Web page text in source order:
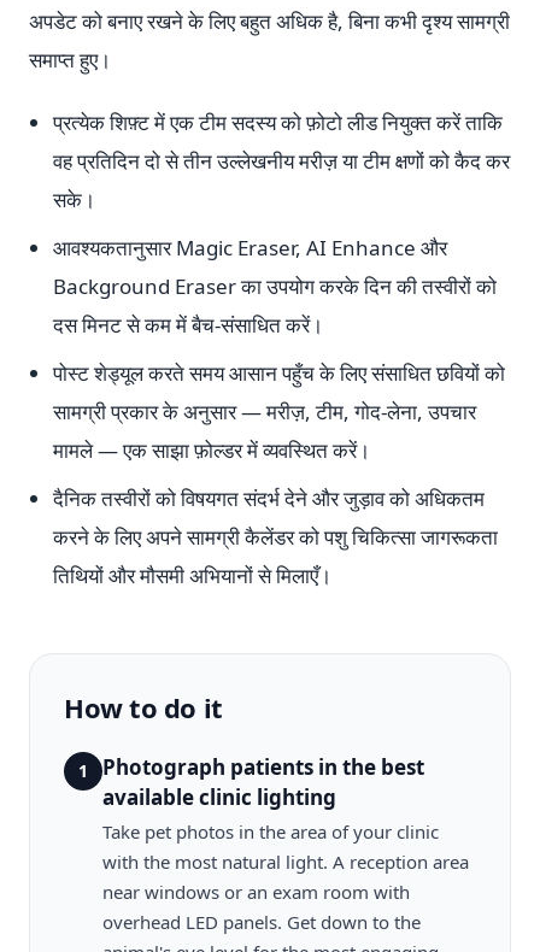
अपडेट को बनाए रखने के लिए बहुत अधिक है, बिना कभी दृश्य सामग्री
समाप्त हुए।
प्रत्येक शिफ़्ट में एक टीम सदस्य को फ़ोटो लीड नियुक्त करें ताकि
वह प्रतिदिन दो से तीन उल्लेखनीय मरीज़ या टीम क्षणों को कैद कर
सके।
आवश्यकतानुसार Magic Eraser, AI Enhance और
Background Eraser का उपयोग करके दिन की तस्वीरों को
दस मिनट से कम में बैच-संसाधित करें।
पोस्ट शेड्यूल करते समय आसान पहुँच के लिए संसाधित छवियों को
सामग्री प्रकार के अनुसार — मरीज़, टीम, गोद-लेना, उपचार
मामले — एक साझा फ़ोल्डर में व्यवस्थित करें।
दैनिक तस्वीरों को विषयगत संदर्भ देने और जुड़ाव को अधिकतम
करने के लिए अपने सामग्री कैलेंडर को पशु चिकित्सा जागरूकता
तिथियों और मौसमी अभियानों से मिलाएँ।
How to do it
1
Photograph patients in the best
available clinic lighting
Take pet photos in the area of your clinic
with the most natural light. A reception area
near windows or an exam room with
overhead LED panels. Get down to the